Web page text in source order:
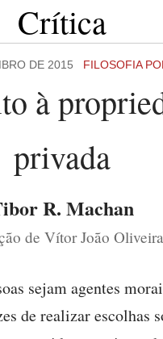
Crítica
DE 2015 FILOSOFIA
à
privada
R. Machan
de Vítor João Oliveira
sejam agentes
de realizar escolhas